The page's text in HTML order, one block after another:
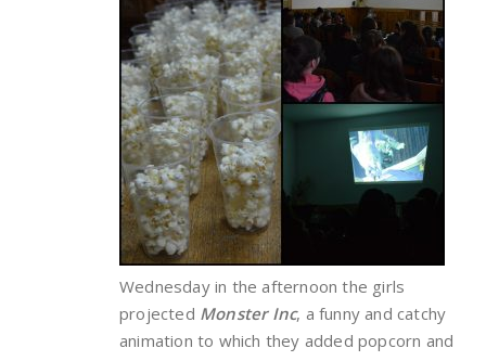
Wednesday in the afternoon the girls
projected Monster Inc, a funny and catchy
animation to which they added popcorn and